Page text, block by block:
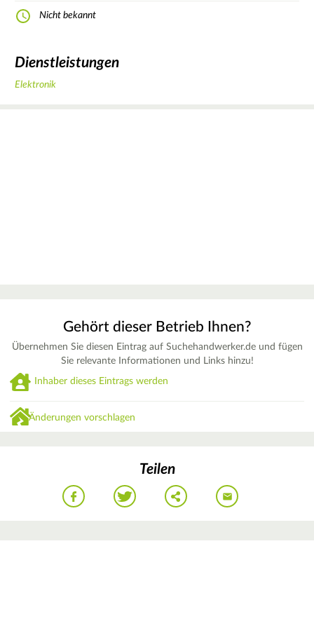
Nicht bekannt
Dienstleistungen
Elektronik
Gehört dieser Betrieb Ihnen?
Übernehmen Sie diesen Eintrag auf Suchehandwerker.de und fügen
Sie relevante Informationen und Links hinzu!
Inhaber dieses Eintrags werden
Änderungen vorschlagen
Teilen